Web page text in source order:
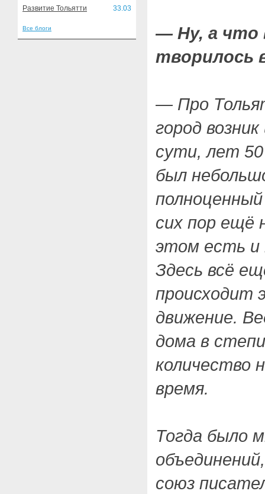
Развитие Тольятти 33.03
Все блоги
— Ну, а что
творилось
— Про
город
сути, лет
был
сих пор ещё
этом есть и
Здесь всё
происходит
движение.
дома в
количество
время.
Тогда было
союз